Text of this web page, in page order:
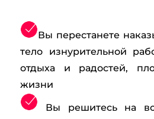
Вы перестанете
тело изнурительной
отдыха и радостей,
жизни
Вы решитесь на